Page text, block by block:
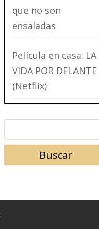
que no son
ensaladas
Película en casa: LA
VIDA POR DELANTE
(Netflix)